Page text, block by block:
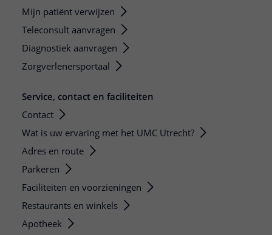
Mijn patiënt verwijzen
Teleconsult aanvragen
Diagnostiek aanvragen
Zorgverlenersportaal
Service, contact en faciliteiten
Contact
Wat is uw ervaring met het UMC Utrecht?
Adres en route
Parkeren
Faciliteiten en voorzieningen
Restaurants en winkels
Apotheek